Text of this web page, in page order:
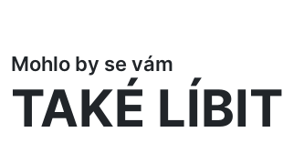
Mohlo by se vám
TAKÉ LÍBIT